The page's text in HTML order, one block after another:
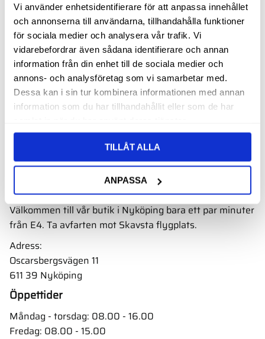
Vi använder enhetsidentifierare för att anpassa innehållet
och annonserna till användarna, tillhandahålla funktioner
för sociala medier och analysera vår trafik. Vi
vidarebefordrar även sådana identifierare och annan
information från din enhet till de sociala medier och
annons- och analysföretag som vi samarbetar med.
Dessa kan i sin tur kombinera informationen med annan
information som du har tillhandahållit eller som de har
TILLÅT ALLA
ANPASSA
Svith AB
Telefon:0155-332 05
E-post:order@svith.se
Oscarsbergsvägen 11
611 39 Nyköping
Org.nr: 559106-6112
Butik
Välkommen till vår butik i Nyköping bara ett par minuter
från E4. Ta avfarten mot Skavsta flygplats.
Adress:
Oscarsbergsvägen 11
611 39 Nyköping
Öppettider
Måndag - torsdag: 08.00 - 16.00
Fredag: 08.00 - 15.00